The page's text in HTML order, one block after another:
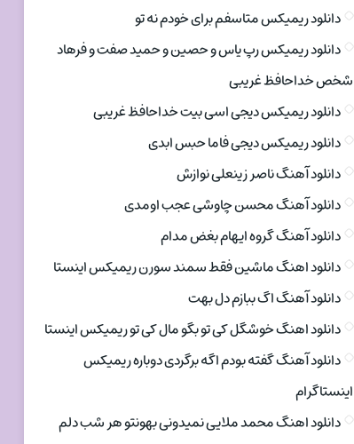
دانلود ریمیکس متاسفم برای خودم نه تو
دانلود ریمیکس رپ یاس و حصین و حمید صفت و فرهاد
شخص خداحافظ غریبی
دانلود ریمیکس دیجی اسی بیت خداحافظ غریبی
دانلود ریمیکس دیجی فاما حبس ابدی
دانلود آهنگ ناصر زینعلی نوازش
دانلود آهنگ محسن چاوشی عجب اومدی
دانلود آهنگ گروه ایهام بغض مدام
دانلود اهنگ ماشین فقط سمند سورن ریمیکس اینستا
دانلود آهنگ اگ ببازم دل بهت
دانلود اهنگ خوشگل کی تو بگو مال کی تو ریمیکس اینستا
دانلود آهنگ گفته بودم اگه برگردی دوباره ریمیکس
اینستاگرام
دانلود اهنگ محمد ملایی نمیدونی بهونتو هر شب دلم